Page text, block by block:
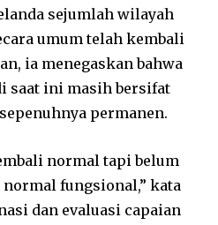
sejumlah wilayah
umum telah kembali
ia menegaskan bahwa
saat ini masih bersifat
permanen.
normal tapi belum
fungsional,” kata
dan evaluasi capaian